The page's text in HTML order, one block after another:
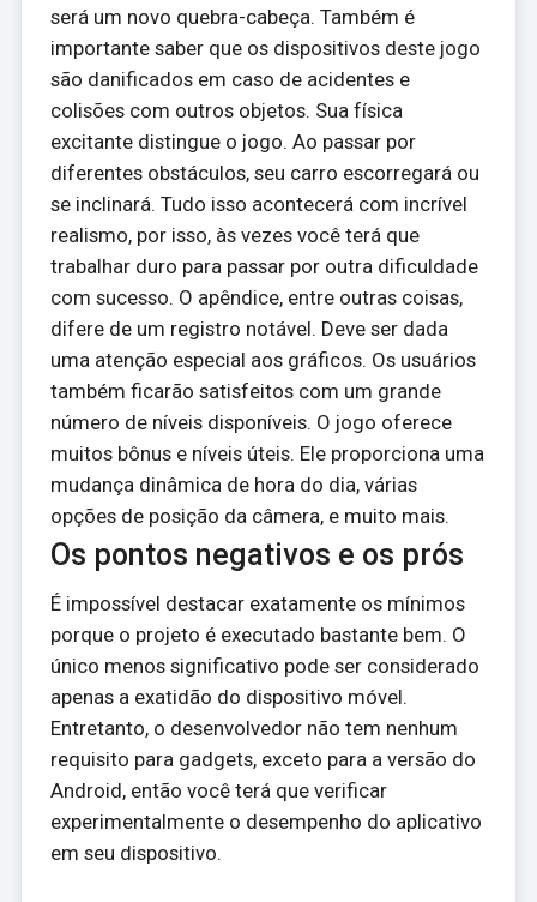
será um novo quebra-cabeça. Também é
importante saber que os dispositivos deste jogo
são danificados em caso de acidentes e
colisões com outros objetos. Sua física
excitante distingue o jogo. Ao passar por
diferentes obstáculos, seu carro escorregará ou
se inclinará. Tudo isso acontecerá com incrível
realismo, por isso, às vezes você terá que
trabalhar duro para passar por outra dificuldade
com sucesso. O apêndice, entre outras coisas,
difere de um registro notável. Deve ser dada
uma atenção especial aos gráficos. Os usuários
também ficarão satisfeitos com um grande
número de níveis disponíveis. O jogo oferece
muitos bônus e níveis úteis. Ele proporciona uma
mudança dinâmica de hora do dia, várias
opções de posição da câmera, e muito mais.
Os pontos negativos e os prós
É impossível destacar exatamente os mínimos
porque o projeto é executado bastante bem. O
único menos significativo pode ser considerado
apenas a exatidão do dispositivo móvel.
Entretanto, o desenvolvedor não tem nenhum
requisito para gadgets, exceto para a versão do
Android, então você terá que verificar
experimentalmente o desempenho do aplicativo
em seu dispositivo.